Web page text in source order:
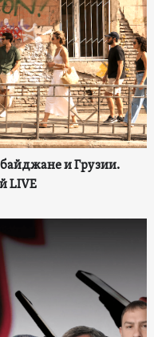
и Грузии.
LIVE